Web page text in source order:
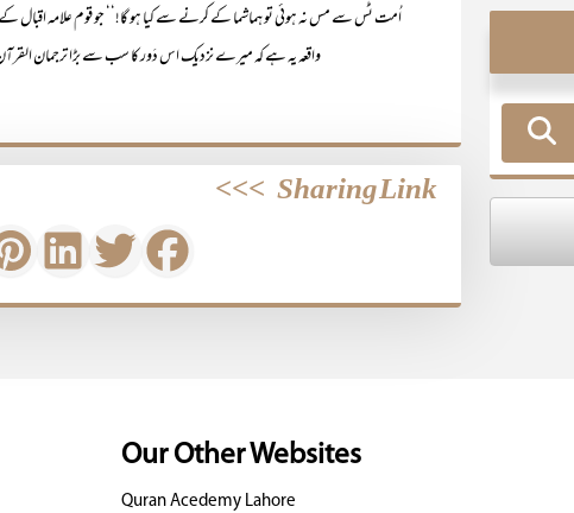
اُمت ٹس سے مس نہ ہوئی تو ہماشما کے کرنے سے کیا ہو گا!‘‘ جو قوم علامہ
واقعہ یہ ہے کہ میرے نزدیک اس دَور کا سب سے بڑا ترجمان
Sharing Link
>>>
Our Other Websites
Quran Acedemy Lahore